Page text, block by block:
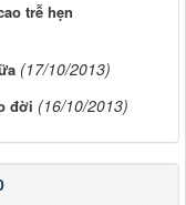
trễ hẹn
(17/10/2013)
đời (16/10/2013)